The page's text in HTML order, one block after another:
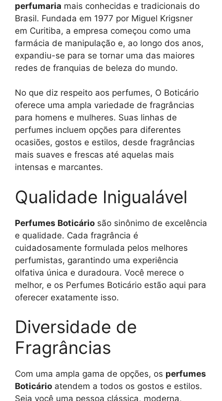
perfumaria mais conhecidas e tradicionais do
Brasil. Fundada em 1977 por Miguel Krigsner
em Curitiba, a empresa começou como uma
farmácia de manipulação e, ao longo dos anos,
expandiu-se para se tornar uma das maiores
redes de franquias de beleza do mundo.
No que diz respeito aos perfumes, O Boticário
oferece uma ampla variedade de fragrâncias
para homens e mulheres. Suas linhas de
perfumes incluem opções para diferentes
ocasiões, gostos e estilos, desde fragrâncias
mais suaves e frescas até aquelas mais
intensas e marcantes.
Qualidade Inigualável
Perfumes Boticário são sinônimo de excelência
e qualidade. Cada fragrância é
cuidadosamente formulada pelos melhores
perfumistas, garantindo uma experiência
olfativa única e duradoura. Você merece o
melhor, e os Perfumes Boticário estão aqui para
oferecer exatamente isso.
Diversidade de
Fragrâncias
Com uma ampla gama de opções, os perfumes
Boticário atendem a todos os gostos e estilos.
Seja você uma pessoa clássica, moderna,